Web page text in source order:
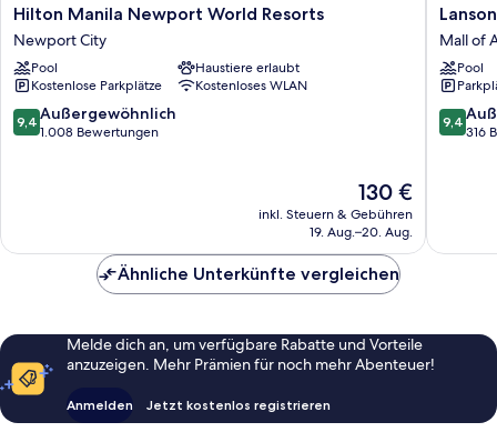
Hilton
Manila
Newport
World
Resorts
Newport
City
Hilton Manila Newport World Resorts
Newport City
Pool
Haustiere erlaubt
Kostenlose Parkplätze
Kostenloses WLAN
9.4
von
9,4 Außergewöhnlich
1.008 Bewertungen
Der
Preis
beträgt
130 €
inkl. Steuern & Gebühren
19. Aug.–20. Aug.
Lanson
Place
Mall
of
Asia
Manila
Mall
Mall of
Pool
9.4
von
9,4
316
Ähnliche Unterkünfte vergleichen
Melde dich an, um verfügbare Rabatte und Vorteile
anzuzeigen. Mehr Prämien für noch mehr Abenteuer!
Anmelden Jetzt kostenlos registrieren